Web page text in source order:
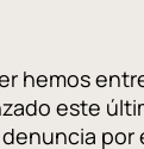
hemos
este
por